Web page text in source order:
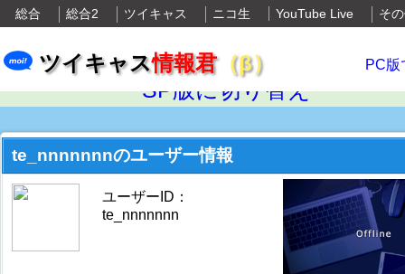
総合 総合2 ツイキャス ニコ生 YouTube Live そ
ツイキャス情報君（β） PC版
SP版に切り替え
te_nnnnnnnのユーザー情報
ユーザーID：
te_nnnnnnn